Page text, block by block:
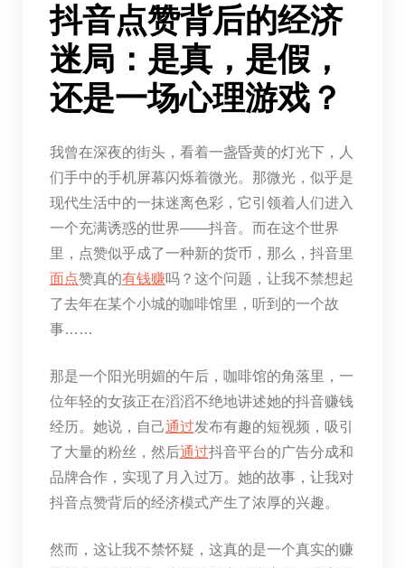
抖音点赞背后的经济
迷局：是真，是假，
还是一场心理游戏？
我曾在深夜的街头，看着一盏昏黄的灯光下，人
们手中的手机屏幕闪烁着微光。那微光，似乎是
现代生活中的一抹迷离色彩，它引领着人们进入
一个充满诱惑的世界——抖音。而在这个世界
里，点赞似乎成了一种新的货币，那么，抖音里
面点赞真的有钱赚吗？这个问题，让我不禁想起
了去年在某个小城的咖啡馆里，听到的一个故
事……
那是一个阳光明媚的午后，咖啡馆的角落里，一
位年轻的女孩正在滔滔不绝地讲述她的抖音赚钱
经历。她说，自己通过发布有趣的短视频，吸引
了大量的粉丝，然后通过抖音平台的广告分成和
品牌合作，实现了月入过万。她的故事，让我对
抖音点赞背后的经济模式产生了浓厚的兴趣。
然而，这让我不禁怀疑，这真的是一个真实的赚